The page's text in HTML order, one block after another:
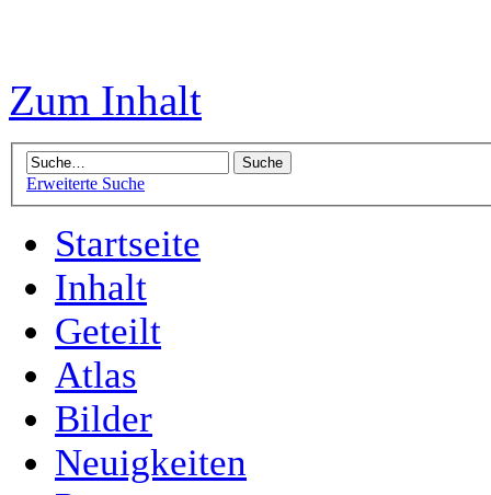
Zum Inhalt
Erweiterte Suche
Startseite
Inhalt
Geteilt
Atlas
Bilder
Neuigkeiten